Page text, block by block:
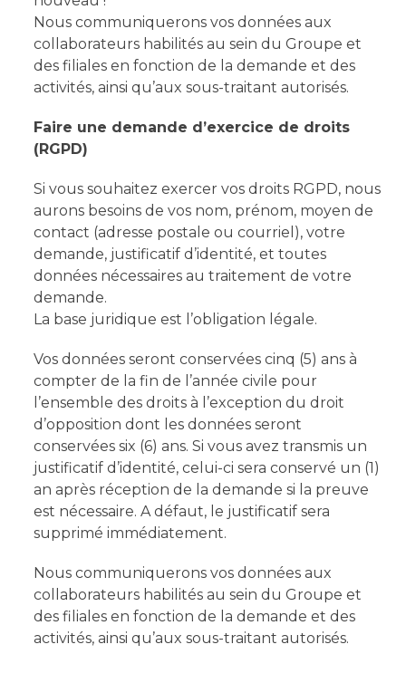
Nous communiquerons vos données aux
collaborateurs habilités au sein du Groupe et
des filiales en fonction de la demande et des
activités, ainsi qu’aux sous-traitant autorisés.
Faire une demande d’exercice de droits
(RGPD)
Si vous souhaitez exercer vos droits RGPD, nous
aurons besoins de vos nom, prénom, moyen de
contact (adresse postale ou courriel), votre
demande, justificatif d’identité, et toutes
données nécessaires au traitement de votre
demande.
La base juridique est l’obligation légale.
Vos données seront conservées cinq (5) ans à
compter de la fin de l’année civile pour
l’ensemble des droits à l’exception du droit
d’opposition dont les données seront
conservées six (6) ans. Si vous avez transmis un
justificatif d’identité, celui-ci sera conservé un (1)
an après réception de la demande si la preuve
est nécessaire. A défaut, le justificatif sera
supprimé immédiatement.
Nous communiquerons vos données aux
collaborateurs habilités au sein du Groupe et
des filiales en fonction de la demande et des
activités, ainsi qu’aux sous-traitant autorisés.